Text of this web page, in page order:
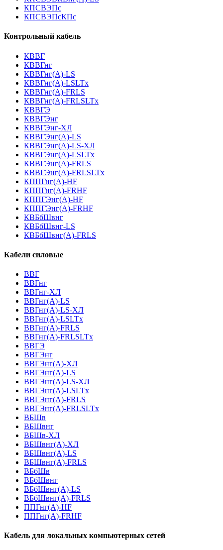
КПСВЭПс
КПСВЭПсКПс
Контрольный кабель
КВВГ
КВВГнг
КВВГнг(А)-LS
КВВГнг(А)-LSLTx
КВВГнг(А)-FRLS
КВВГнг(А)-FRLSLTx
КВВГЭ
КВВГЭнг
КВВГЭнг-ХЛ
КВВГЭнг(А)-LS
КВВГЭнг(А)-LS-ХЛ
КВВГЭнг(А)-LSLTx
КВВГЭнг(А)-FRLS
КВВГЭнг(А)-FRLSLTx
КППГнг(А)-HF
КППГнг(А)-FRHF
КППГЭнг(А)-HF
КППГЭнг(А)-FRHF
КВБбШвнг
КВБбШвнг-LS
КВБбШвнг(А)-FRLS
Кабели силовые
ВВГ
ВВГнг
ВВГнг-ХЛ
ВВГнг(А)-LS
ВВГнг(А)-LS-ХЛ
ВВГнг(А)-LSLTx
ВВГнг(А)-FRLS
ВВГнг(А)-FRLSLTx
ВВГЭ
ВВГЭнг
ВВГЭнг(A)-ХЛ
ВВГЭнг(А)-LS
ВВГЭнг(А)-LS-ХЛ
ВВГЭнг(А)-LSLTx
ВВГЭнг(А)-FRLS
ВВГЭнг(А)-FRLSLTx
ВБШв
ВБШвнг
ВБШв-ХЛ
ВБШвнг(A)-ХЛ
ВБШвнг(A)-LS
ВБШвнг(A)-FRLS
ВБбШв
ВБбШвнг
ВБбШвнг(A)-LS
ВБбШвнг(A)-FRLS
ППГнг(А)-HF
ППГнг(А)-FRHF
Кабель для локальных компьютерных сетей